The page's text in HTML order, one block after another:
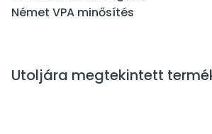
Német VPA minősítés
Utoljára megtekintett